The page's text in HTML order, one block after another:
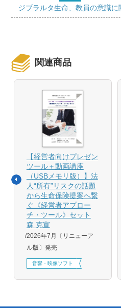
ジブラルタ生命、教員の意識
関連商品
【経営者向けプレゼン
ツール＋動画講座
（USBメモリ版）】法
人“所有”リスクの話題
から生命保険提案へ繋
ぐ《経営者アプロー
チ・ツール》セット
森 克宣
2026年7月〔リニューア
ル版〕発売
音響・映像ソフト